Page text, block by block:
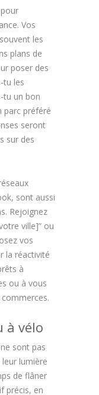
Vos
les
plans de
poser des
tu les
tu un bon
parc préféré
seront
sur des
sont aussi
Rejoignez
ville]” ou
vos
la réactivité
à
ou à vous
à vélo
sont pas
lumière
de flâner
précis, en